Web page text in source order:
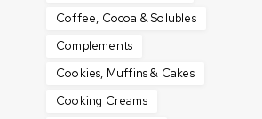
Coffee, Cocoa & Solubles
Complements
Cookies, Muffins & Cakes
Cooking Creams